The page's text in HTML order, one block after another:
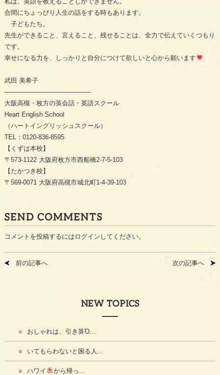
合間にちょっぴり人生の話をする時もあります。
子どもたち。
先生ができること、言えること、残せることは、全力で伝えていくつもり
です。
幸せになる力を、しっかりと自分につけて欲しいと心から願います
武田 美希子
—————————————–
大阪高槻・枚方の英会話・英語スクール
Heart English School
（ハートイングリッシュスクール）
TEL：0120-836-8595
【くずは本校】
〒573-1122 大阪府枚方市西船橋2-7-5-103
【たかつき校】
〒569-0071 大阪府高槻市城北町1-4-39-103
SEND COMMENTS
コメントを投稿するには ログイン してください。
前の記事へ 次の記事へ
NEW TOPICS
おしゃれは、引き算Ὀ...
いてもらわないと困る人...
ハワイ から帰っ...